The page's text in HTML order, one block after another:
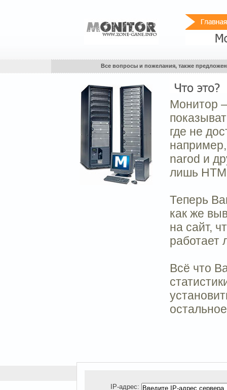
Все вопросы и пожелания, также
Монитор
где не
narod и
лишь
Теперь
как же
на сайт,
работает
Всё что
IP-адрес: